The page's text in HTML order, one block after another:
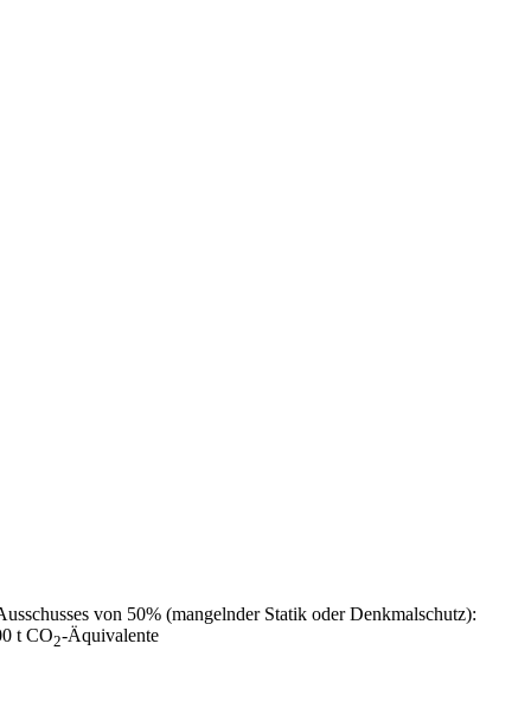
von 50% (mangelnder Statik oder Denkmalschutz):
t CO2-Äquivalente